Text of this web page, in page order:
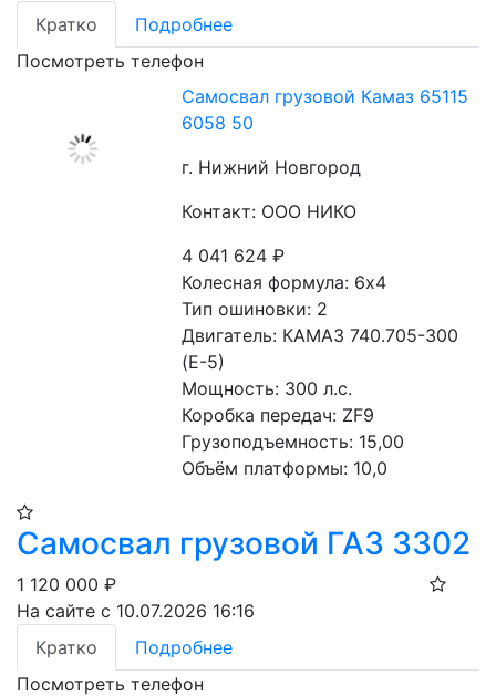
Кратко
Подробнее
Посмотреть телефон
Самосвал грузовой Камаз 65115
6058 50
г. Нижний Новгород
Контакт: ООО НИКО
4 041 624₽
Колесная формула: 6х4
Тип ошиновки: 2
Двигатель: КАМАЗ 740.705-300
(Е-5)
Мощность: 300 л.с.
Коробка передач: ZF9
Грузоподъемность: 15,00
Объём платформы: 10,0
Самосвал грузовой ГАЗ 3302
1 120 000 ₽
На сайте с 10.07.2026 16:16
Кратко
Подробнее
Посмотреть телефон